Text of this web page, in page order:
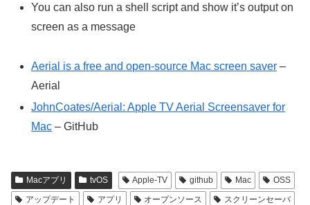
You can also run a shell script and show it’s output on
screen as a message
Aerial is a free and open-source Mac screen saver –
Aerial
JohnCoates/Aerial: Apple TV Aerial Screensaver for
Mac – GitHub
Macアプリ tvOS Apple-TV github Mac
OSS
アップデート
アプリ オープンソース
スクリーンセーバ